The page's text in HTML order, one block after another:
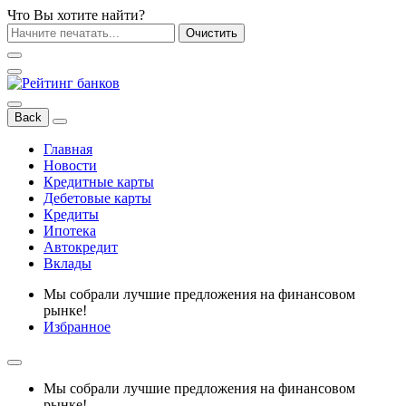
Что Вы хотите найти?
Очистить
Back
Главная
Новости
Кредитные карты
Дебетовые карты
Кредиты
Ипотека
Автокредит
Вклады
Мы собрали лучшие предложения на финансовом
рынке!
Избранное
Мы собрали лучшие предложения на финансовом